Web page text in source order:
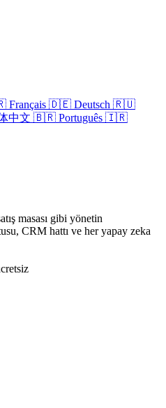
🇩🇪 Deutsch 🇷🇺
中文 🇧🇷 Português 🇮🇷
masası gibi yönetin
CRM hattı ve her yapay zeka